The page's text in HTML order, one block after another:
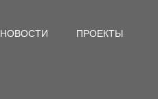
ПРОЕКТЫ
НОВОСТИ